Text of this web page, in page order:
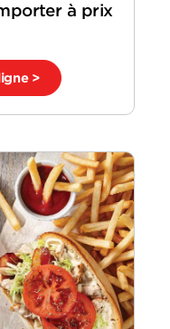
à prix
>